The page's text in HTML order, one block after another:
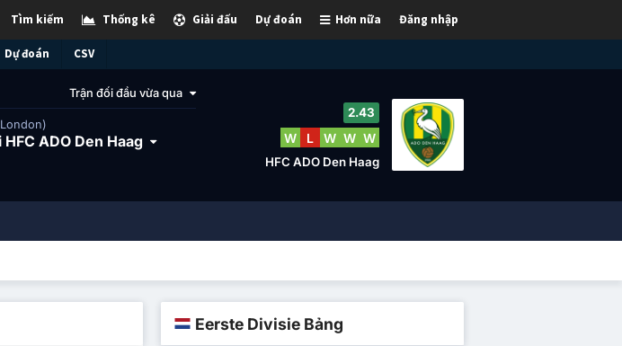
Đăng nhập
Hơn nữa
Dự đoán
Giải đấu
Thống kê
Tìm kiếm
Dự đoán CSV
Trận đối đầu vừa qua
ADO Den Haag
2.43
W L W W W
HFC ADO Den Haag
Eerste Divisie Bảng